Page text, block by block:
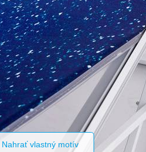
Nahrať vlastný motív